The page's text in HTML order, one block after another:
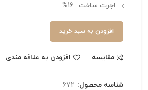
اجرت ساخت : 16%
افزودن به سبد خرید
مقایسه افزودن به علاقه مندی
شناسه محصول: 672